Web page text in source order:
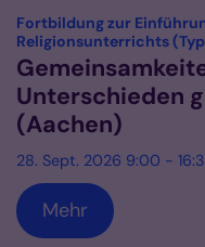
Datum: 28.
Fortbildung zur
Religionsunterrichts
Unterschieden
(Aachen)
28. Sept. 2026 9:00 -
Mehr